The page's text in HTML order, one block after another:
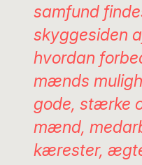
samfund
skyggesiden
hvordan
mænds
gode, stærke
mænd,
kærester,